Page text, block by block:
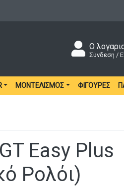
Ο
Σύνδεση /
ΜΟΝΤΕΛΙΣΜΌΣ ΦΙΓΟΎΡΕΣ
Easy Plus
Ρολόι)